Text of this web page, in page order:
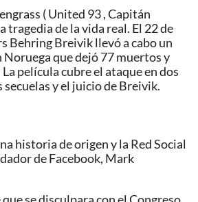
( United 93 , Capitán
tragedia de la vida real. El 22 de
Behring Breivik llevó a cabo un
que dejó 77 muertos y
película cubre el ataque en dos
secuelas y el juicio de Breivik.
historia de origen y la Red Social
de Facebook, Mark